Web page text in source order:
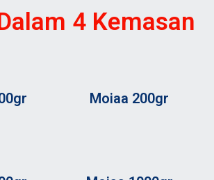
4 Kemasan
Moiaa 200gr